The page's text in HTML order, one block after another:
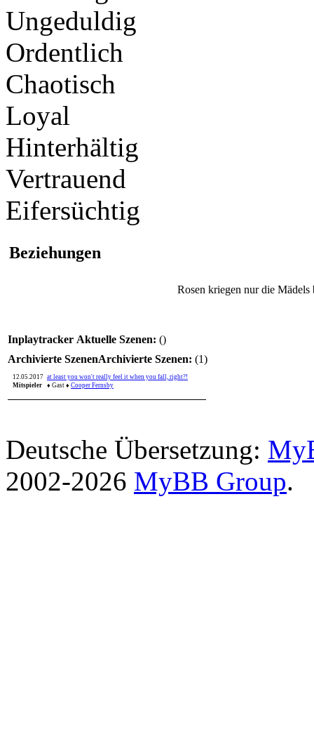
Ungeduldig
Ordentlich
Chaotisch
Loyal
Hinterhältig
Vertrauend
Eifersüchtig
Beziehungen
Rosen kriegen nur die
Inplaytracker Aktuelle Szenen: ()
Archivierte SzenenArchivierte Szenen: (1)
12.05.2017 at least you won't really feel it when you fall, right?!
Mitspieler
♦ Gast ♦ Cooper Fernsby
Deutsche Übersetzung:
2002-2026 MyBB Group.